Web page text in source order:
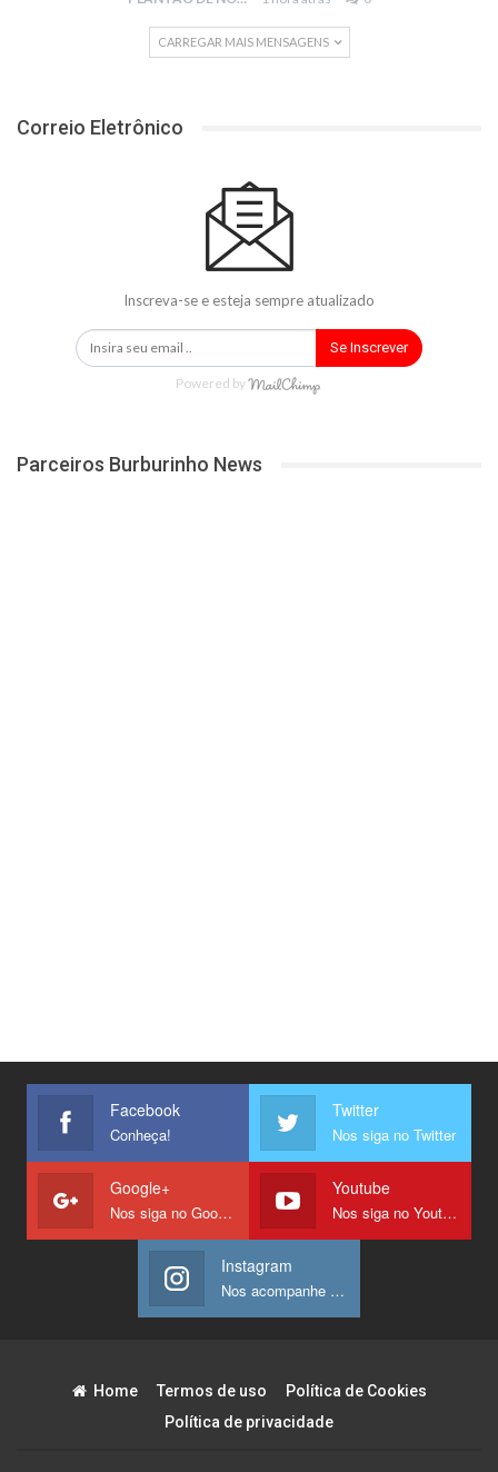
CARREGAR MAIS MENSAGENS
Correio Eletrônico
Inscreva-se e esteja sempre atualizado
Se Inscrever
Powered by
Parceiros Burburinho News
Facebook
Conheça!
Twitter
Nos siga no Twitter
Google+
Nos siga no Google +
Youtube
Nos siga no Youtube
Instagram
Nos acompanhe no Instagram
Home Termos de uso
Política de Cookies
Política de privacidade